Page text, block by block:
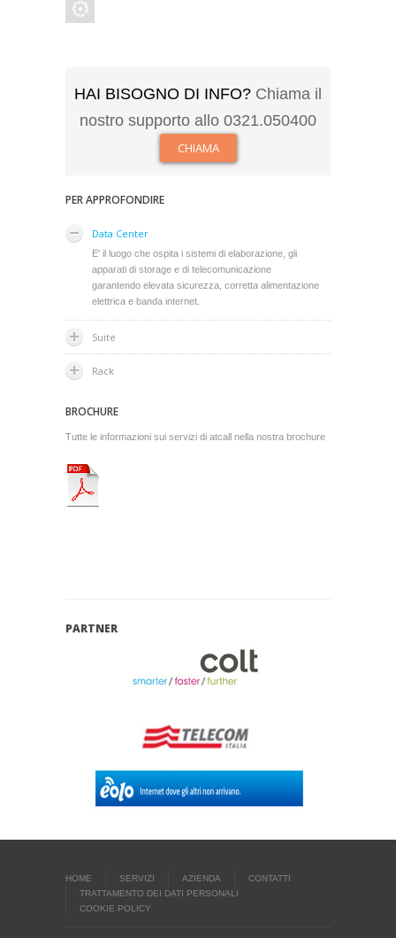
HAI BISOGNO DI INFO? Chiama il
nostro supporto allo 0321.050400
CHIAMA
PER APPROFONDIRE
Data Center
E' il luogo che ospita i sistemi di elaborazione, gli
apparati di storage e di telecomunicazione
garantendo elevata sicurezza, corretta alimentazione
elettrica e banda internet.
Suite
Rack
BROCHURE
Tutte le informazioni sui servizi di atcall nella nostra brochure
PARTNER
HOME SERVIZI AZIENDA
CONTATTI
TRATTAMENTO DEI DATI PERSONALI
COOKIE POLICY